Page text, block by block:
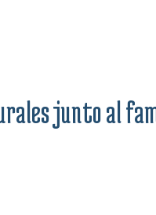
junto al